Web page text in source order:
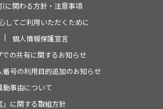
に関わる方針・注意事項
してご利用いただくために
個人情報保護宣言
の共有に関するお知らせ
号の利用目的追加のお知らせ
事由について
」に関する取組方針